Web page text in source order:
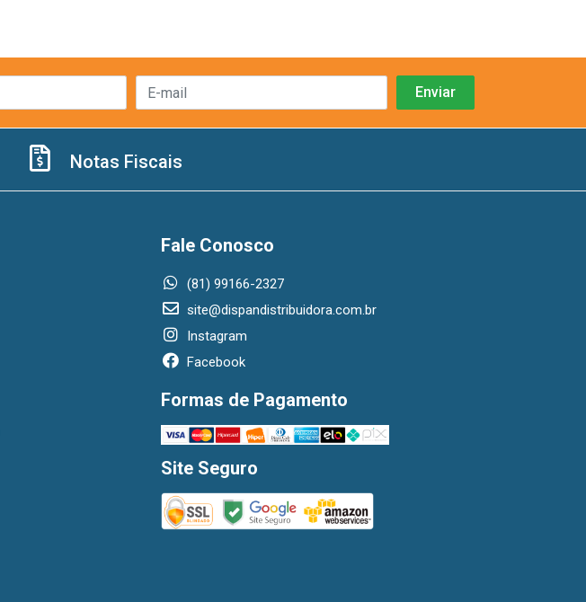
Notas Fiscais
Fale Conosco
(81) 99166-2327
site@dispandistribuidora.com.br
Instagram
Facebook
Formas de Pagamento
Site Seguro